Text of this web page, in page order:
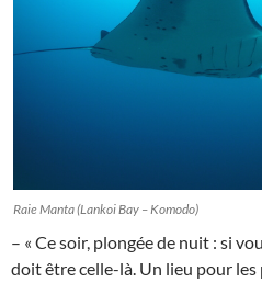
Raie Manta (Lankoi Bay – Komodo)
– « Ce soir, plongée de nuit : si
doit être celle-là. Un lieu pour